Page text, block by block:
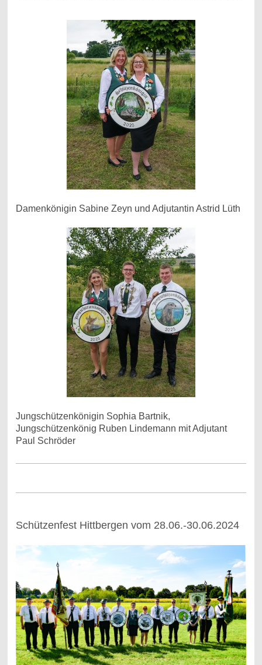
Damenkönigin Sabine Zeyn und Adjutantin Astrid Lüth
Jungschützenkönigin Sophia Bartnik,
Jungschützenkönig Ruben Lindemann mit Adjutant
Paul Schröder
Schützenfest Hittbergen vom 28.06.-30.06.2024